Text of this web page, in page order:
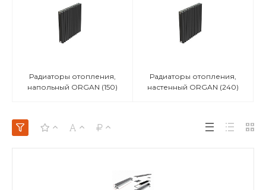
Радиаторы отопления,
напольный ORGAN (150)
Радиаторы отопления,
настенный ORGAN (240)